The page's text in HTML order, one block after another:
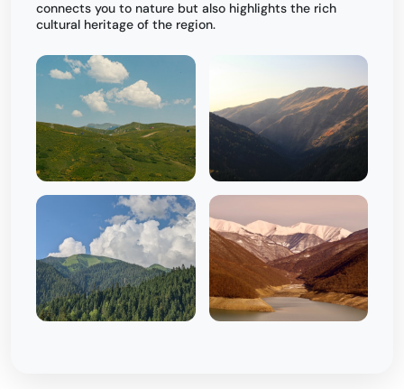
connects you to nature but also highlights the rich
cultural heritage of the region.